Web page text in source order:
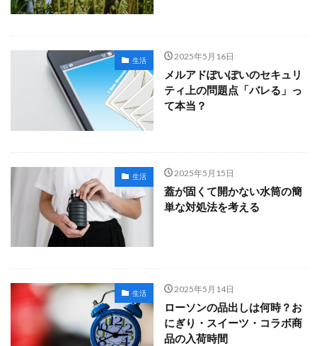
生活 2025年5月16日
メルアドぽいぽいのセキュリ
ティ上の問題点「バレる」っ
て本当？
生活 2025年5月15日
蓋が固くて開かない水筒の簡
単な対処法を考える
生活 2025年5月14日
ローソンの品出しは何時？お
にぎり・スイーツ・コラボ商
品の入荷時間